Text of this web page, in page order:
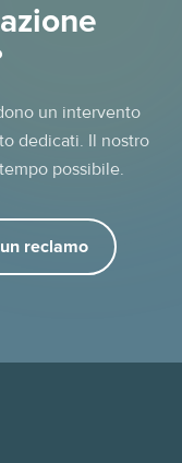
un intervento
dedicati. Il nostro
possibile.
reclamo